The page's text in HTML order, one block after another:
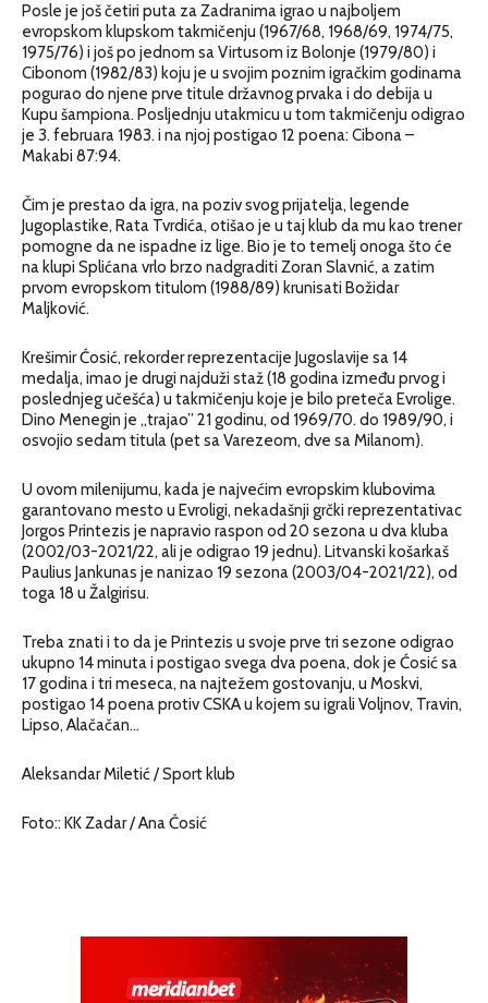
Posle je još četiri puta za Zadranima igrao u najboljem
evropskom klupskom takmičenju (1967/68, 1968/69, 1974/75,
1975/76) i još po jednom sa Virtusom iz Bolonje (1979/80) i
Cibonom (1982/83) koju je u svojim poznim igračkim godinama
pogurao do njene prve titule državnog prvaka i do debija u
Kupu šampiona. Posljednju utakmicu u tom takmičenju odigrao
je 3. februara 1983. i na njoj postigao 12 poena: Cibona –
Makabi 87:94.
Čim je prestao da igra, na poziv svog prijatelja, legende
Jugoplastike, Rata Tvrdića, otišao je u taj klub da mu kao trener
pomogne da ne ispadne iz lige. Bio je to temelj onoga što će
na klupi Splićana vrlo brzo nadgraditi Zoran Slavnić, a zatim
prvom evropskom titulom (1988/89) krunisati Božidar
Maljković.
Krešimir Ćosić, rekorder reprezentacije Jugoslavije sa 14
medalja, imao je drugi najduži staž (18 godina između prvog i
poslednjeg učešća) u takmičenju koje je bilo preteča Evrolige.
Dino Menegin je „trajao” 21 godinu, od 1969/70. do 1989/90, i
osvojio sedam titula (pet sa Varezeom, dve sa Milanom).
U ovom milenijumu, kada je najvećim evropskim klubovima
garantovano mesto u Evroligi, nekadašnji grčki reprezentativac
Jorgos Printezis je napravio raspon od 20 sezona u dva kluba
(2002/03-2021/22, ali je odigrao 19 jednu). Litvanski košarkaš
Paulius Jankunas je nanizao 19 sezona (2003/04-2021/22), od
toga 18 u Žalgirisu.
Treba znati i to da je Printezis u svoje prve tri sezone odigrao
ukupno 14 minuta i postigao svega dva poena, dok je Ćosić sa
17 godina i tri meseca, na najtežem gostovanju, u Moskvi,
postigao 14 poena protiv CSKA u kojem su igrali Voljnov, Travin,
Lipso, Alačačan…
Aleksandar Miletić / Sport klub
Foto:: KK Zadar / Ana Ćosić